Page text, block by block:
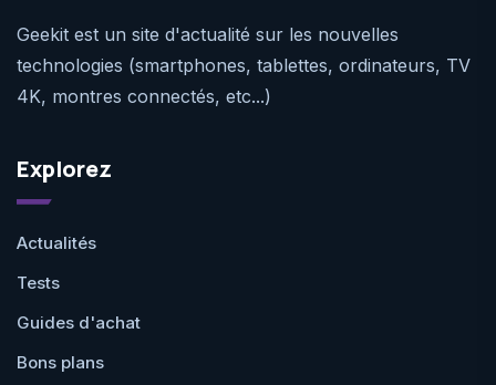
Geekit est un site d'actualité sur les nouvelles
technologies (smartphones, tablettes, ordinateurs, TV
4K, montres connectés, etc...)
Explorez
Actualités
Tests
Guides d'achat
Bons plans